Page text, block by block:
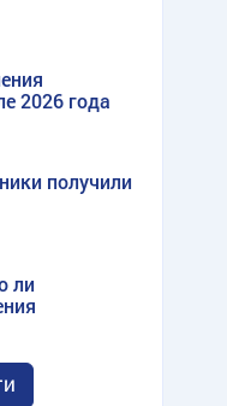
2026 года
получили
ли